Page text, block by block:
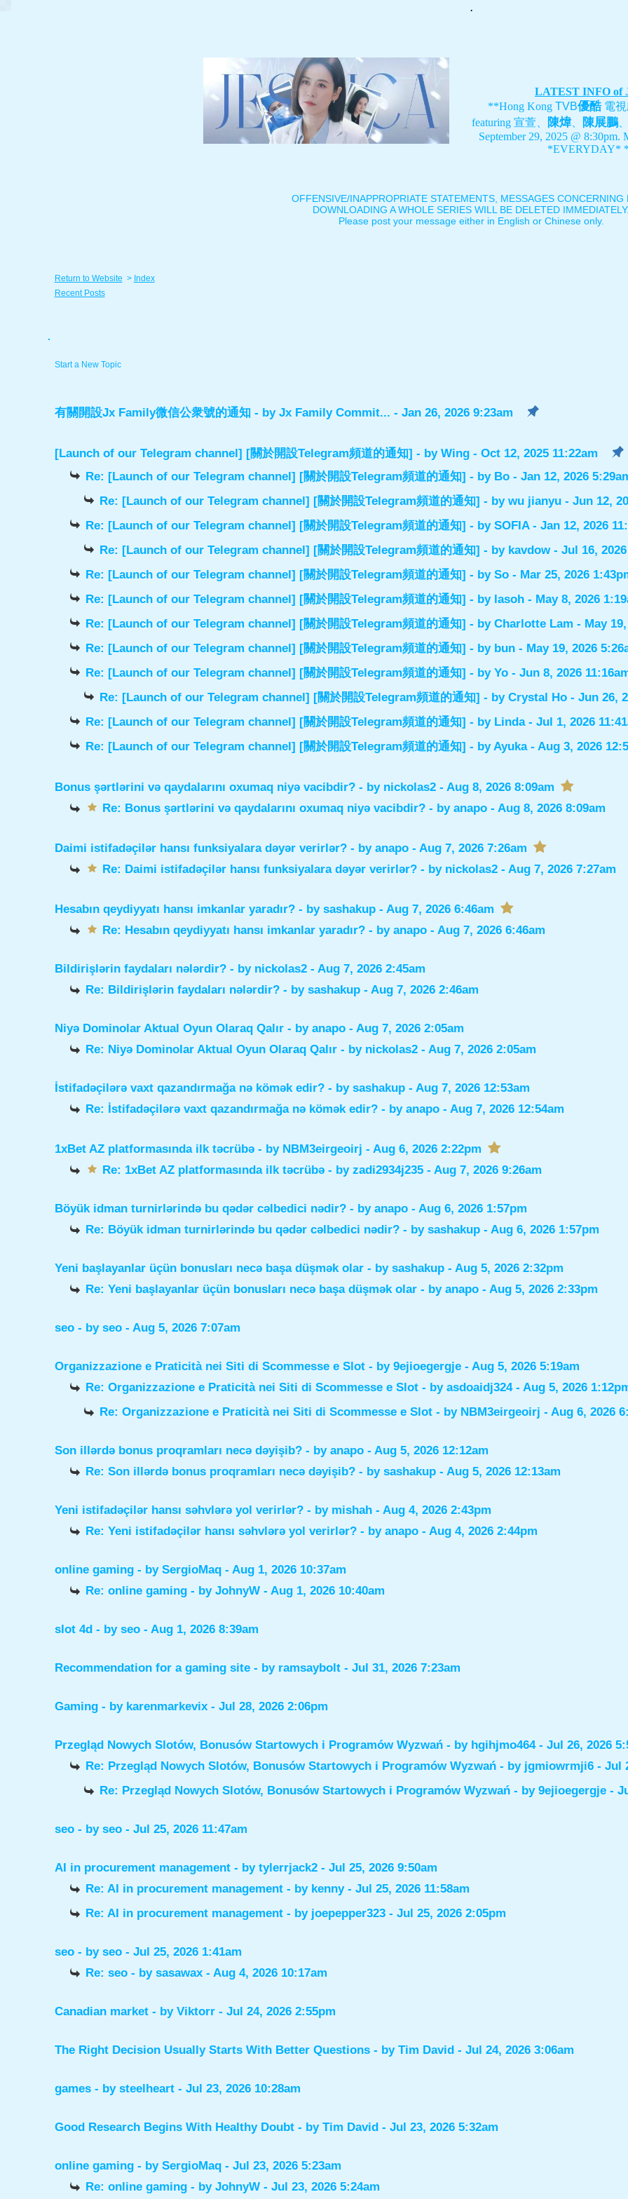
.
LATEST INFO of
**Hong Kong TVB優酷電視
featuring 宣萱、 陳煒、 陳展鵬
September 29, 2025 @ 8:30pm.
*EVERYDAY*
OFFENSIVE/INAPPROPRIATE STATEMENTS, MESSAGES CONCERNING
DOWNLOADING A WHOLE SERIES WILL BE DELETED IMMEDIATELY.
Please post your message either in English or Chinese only.
Return to Website > Index
Recent Posts
.
Start a New Topic
有關開設Jx Family微信公衆號的通知 - by Jx Family Commit... - Jan 26, 2026 9:23am
[Launch of our Telegram channel] [關於開設Telegram頻道的通知] - by Wing- Oct 12, 2025 11:22am
Re: [Launch of our Telegram channel] [關於開設Telegram頻道的通知] - by Bo- Jan 12, 2026
Re: [Launch of our Telegram channel] [關於開設Telegram頻道的通知] - by wu jianyu- Jun 12,
Re: [Launch of our Telegram channel] [關於開設Telegram頻道的通知] - by SOFIA- Jan 12, 2026
Re: [Launch of our Telegram channel] [關於開設Telegram頻道的通知] - by kavdow- Jul 16, 2026
Re: [Launch of our Telegram channel] [關於開設Telegram頻道的通知] - by So- Mar 25, 2026
Re: [Launch of our Telegram channel] [關於開設Telegram頻道的通知] - by lasoh- May 8, 2026
Re: [Launch of our Telegram channel] [關於開設Telegram頻道的通知] - by Charlotte Lam - May
Re: [Launch of our Telegram channel] [關於開設Telegram頻道的通知] - by bun- May 19, 2026
Re: [Launch of our Telegram channel] [關於開設Telegram頻道的通知] - by Yo- Jun 8, 2026
Re: [Launch of our Telegram channel] [關於開設Telegram頻道的通知] - by Crystal Ho - Jun 26,
Re: [Launch of our Telegram channel] [關於開設Telegram頻道的通知] - by Linda- Jul 1, 2026
Re: [Launch of our Telegram channel] [關於開設Telegram頻道的通知] - byAyuka- Aug 3, 2026
Bonus şərtlərini və qaydalarını oxumaq niyə vacibdir? - by nickolas2- Aug 8, 2026 8:09am
Re: Bonus şərtlərini və qaydalarını oxumaq niyə vacibdir? - byanapo - Aug 8, 2026 8:09am
Daimi istifadəçilər hansı funksiyalara dəyər verirlər? - by anapo- Aug 7, 2026 7:26am
Re: Daimi istifadəçilər hansı funksiyalara dəyər verirlər? - by nickolas2 - Aug 7, 2026 7:27am
Hesabın qeydiyyatı hansı imkanlar yaradır? - by sashakup- Aug 7, 2026 6:46am
Re: Hesabın qeydiyyatı hansı imkanlar yaradır? - byanapo - Aug 7, 2026 6:46am
Bildirişlərin faydaları nələrdir? - by nickolas2- Aug 7, 2026 2:45am
Re: Bildirişlərin faydaları nələrdir? - by sashakup- Aug 7, 2026 2:46am
Niyə Dominolar Aktual Oyun Olaraq Qalır - by anapo- Aug 7, 2026 2:05am
Re: Niyə Dominolar Aktual Oyun Olaraq Qalır - by nickolas2- Aug 7, 2026 2:05am
İstifadəçilərə vaxt qazandırmağa nə kömək edir? - by sashakup- Aug 7, 2026 12:53am
Re: İstifadəçilərə vaxt qazandırmağa nə kömək edir? - by anapo- Aug 7, 2026 12:54am
1xBet AZ platformasında ilk təcrübə - by NBM3eirgeoirj - Aug 6, 2026 2:22pm
Re: 1xBet AZ platformasında ilk təcrübə - byzadi2934j235 - Aug 7, 2026 9:26am
Böyük idman turnirlərində bu qədər cəlbedici nədir? - by anapo- Aug 6, 2026 1:57pm
Re: Böyük idman turnirlərində bu qədər cəlbedici nədir? - by sashakup- Aug 6, 2026 1:57pm
Yeni başlayanlar üçün bonusları necə başa düşmək olar - by sashakup- Aug 5, 2026 2:32pm
Re: Yeni başlayanlar üçün bonusları necə başa düşmək olar - by anapo- Aug 5, 2026 2:33pm
seo - by seo- Aug 5, 2026 7:07am
Organizzazione e Praticità nei Siti di Scommesse e Slot - by 9ejioegergje- Aug 5, 2026 5:19am
Re: Organizzazione e Praticità nei Siti di Scommesse e Slot - by asdoaidj324- Aug 5, 2026
Re: Organizzazione e Praticità nei Siti di Scommesse e Slot - by NBM3eirgeoirj - Aug 6, 2026
Son illərdə bonus proqramları necə dəyişib? - by anapo- Aug 5, 2026 12:12am
Re: Son illərdə bonus proqramları necə dəyişib? - by sashakup- Aug 5, 2026 12:13am
Yeni istifadəçilər hansı səhvlərə yol verirlər? - by mishah- Aug 4, 2026 2:43pm
Re: Yeni istifadəçilər hansı səhvlərə yol verirlər? - by anapo- Aug 4, 2026 2:44pm
online gaming - by SergioMaq- Aug 1, 2026 10:37am
Re: online gaming - by JohnyW- Aug 1, 2026 10:40am
slot 4d - by seo- Aug 1, 2026 8:39am
Recommendation for a gaming site - by ramsaybolt- Jul 31, 2026 7:23am
Gaming - by karenmarkevix- Jul 28, 2026 2:06pm
Przegląd Nowych Slotów, Bonusów Startowych i Programów Wyzwań - by hgihjmo464- Jul 26, 2026
Re: Przegląd Nowych Slotów, Bonusów Startowych i Programów Wyzwań - by jgmiowrmji6- Jul
Re: Przegląd Nowych Slotów, Bonusów Startowych i Programów Wyzwań - by 9ejioegergje-
seo - by seo- Jul 25, 2026 11:47am
AI in procurement management - by tylerrjack2- Jul 25, 2026 9:50am
Re: AI in procurement management - by kenny- Jul 25, 2026 11:58am
Re: AI in procurement management - by joepepper323- Jul 25, 2026 2:05pm
seo - by seo- Jul 25, 2026 1:41am
Re: seo - by sasawax- Aug 4, 2026 10:17am
Canadian market - by Viktorr- Jul 24, 2026 2:55pm
The Right Decision Usually Starts With Better Questions - by Tim David- Jul 24, 2026 3:06am
games - by steelheart- Jul 23, 2026 10:28am
Good Research Begins With Healthy Doubt - by Tim David- Jul 23, 2026 5:32am
online gaming - by SergioMaq- Jul 23, 2026 5:23am
Re: online gaming - by JohnyW- Jul 23, 2026 5:24am